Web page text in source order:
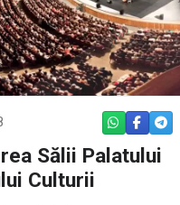
WHATSAPP
Sălii Palatului
Culturii